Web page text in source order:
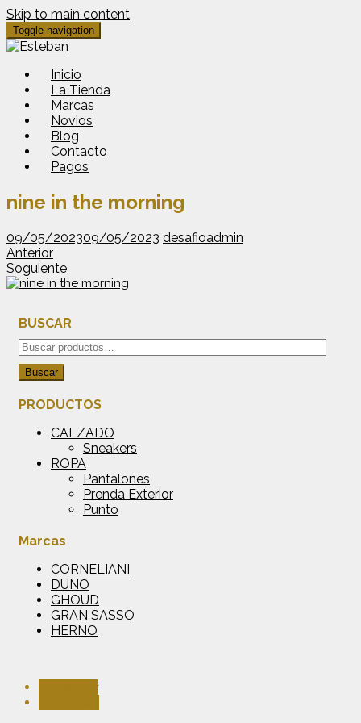
Skip to main content
Toggle navigation
Inicio
La Tienda
Marcas
Novios
Blog
Contacto
Pagos
nine in the morning
09/05/202309/05/2023 desafioadmin
Anterior
Soguiente
BUSCAR
Buscar
por:
Buscar
PRODUCTOS
CALZADO
Sneakers
ROPA
Pantalones
Prenda Exterior
Punto
Marcas
CORNELIANI
DUNO
GHOUD
GRAN SASSO
HERNO